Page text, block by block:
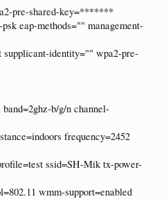
pre-shared-key=*******
eap-methods="" management-
supplicant-identity="" wpa2-pre-
b/g/n channel-
frequency=2452
ssid=SH-Mik tx-power-
wmm-support=enabled